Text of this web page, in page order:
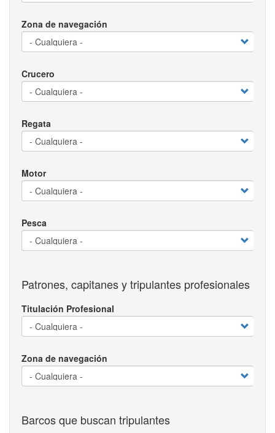
Zona de navegación
Crucero
Regata
Motor
Pesca
Patrones, capitanes y tripulantes profesionales
Titulación Profesional
Zona de navegación
Barcos que buscan tripulantes